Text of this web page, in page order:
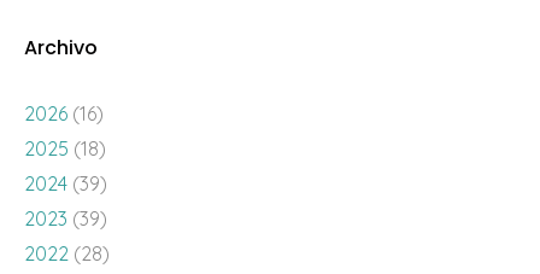
Archivo
2026 (16)
2025 (18)
2024 (39)
2023 (39)
2022 (28)